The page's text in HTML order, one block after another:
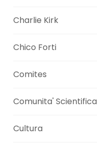
Charlie Kirk
Chico Forti
Comites
Comunita' Scientifica
Cultura